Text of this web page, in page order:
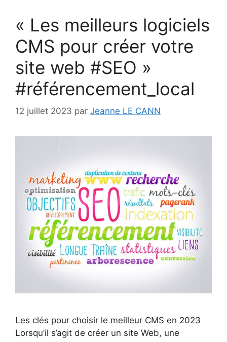
« Les meilleurs logiciels
CMS pour créer votre
site web #SEO »
#référencement_local
12 juillet 2023 par Jeanne LE CANN
Les clés pour choisir le meilleur CMS en 2023
Lorsqu’il s’agit de créer un site Web, une